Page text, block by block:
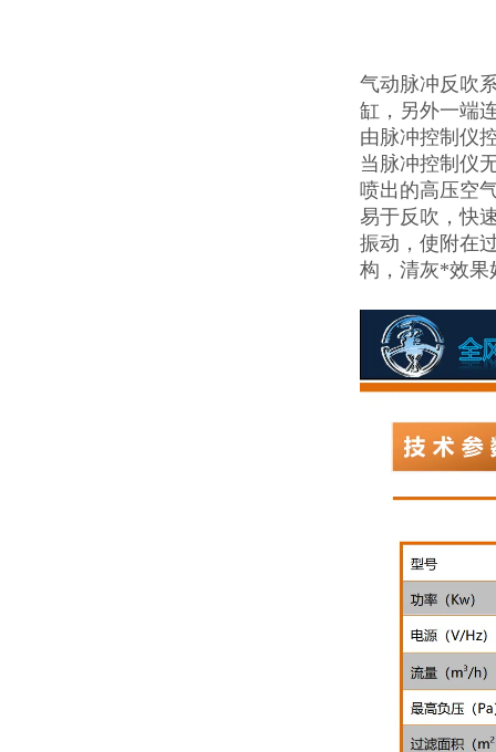
气动脉冲反吹
缸，另外一端
由脉冲控制仪
当脉冲控制仪
喷出的高压空
易于反吹，快
振动，使附在
构，清灰*效果